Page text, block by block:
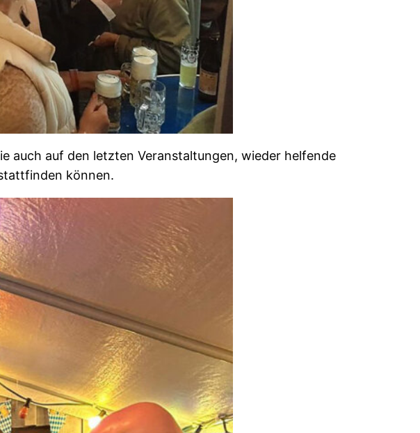
auch auf den letzten Veranstaltungen, wieder helfende
können.